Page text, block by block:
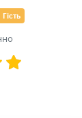
Гість